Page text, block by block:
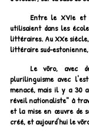
Entre le XVIe et
utilisaient dans les
littéraires. Au XXe
littéraire sud-estonienne,
Le võro, avec
plurilinguisme avec
menacé, mais il y a 30
réveil nationaliste" à
et la mise en œuvre de
créé, et aujourd'hui le